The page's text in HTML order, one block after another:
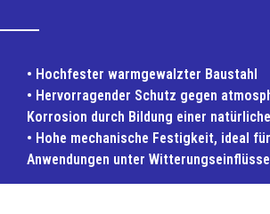
• Hochfester warmgewalzter Baustahl
• Hervorragender Schutz gegen
Korrosion durch Bildung einer
• Hohe mechanische Festigkeit, ideal
Anwendungen unter